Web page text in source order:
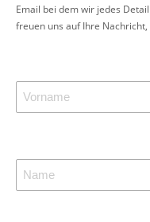
Email bei dem wir jedes
freuen uns auf Ihre